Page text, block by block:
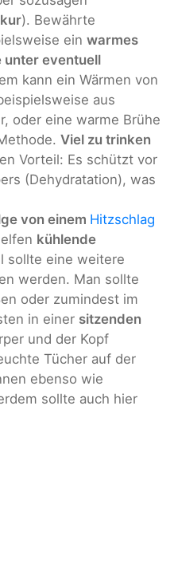
). Bewährte
ein warmes
unter eventuell
kann ein Wärmen von
aus
oder eine warme Brühe
Viel zu trinken
Vorteil: Es schützt vor
(Dehydratation), was
von einem Hitzschlag
kühlende
sollte eine weitere
werden. Man sollte
oder zumindest im
in einer sitzenden
und der Kopf
Tücher auf der
ebenso wie
sollte auch hier